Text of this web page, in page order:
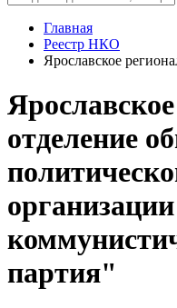
Главная
Реестр НКО
Ярославское
отделение
партия"